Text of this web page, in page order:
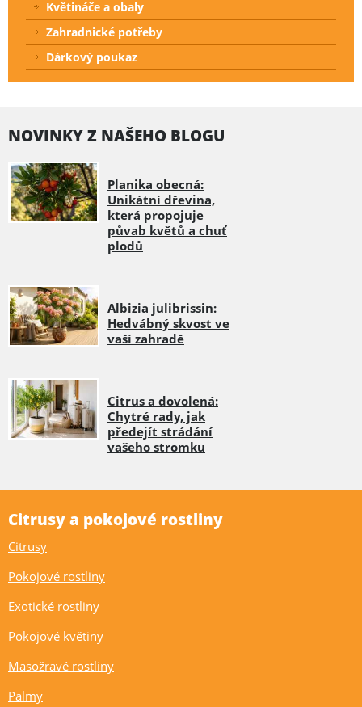
Květináče a obaly
Zahradnické potřeby
Dárkový poukaz
NOVINKY Z NAŠEHO BLOGU
Planika obecná:
Unikátní dřevina,
která propojuje
půvab květů a chuť
plodů
Albizia julibrissin:
Hedvábný skvost ve
vaší zahradě
Citrus a dovolená:
Chytré rady, jak
předejít strádání
vašeho stromku
Citrusy a pokojové rostliny
Citrusy
Pokojové rostliny
Exotické rostliny
Pokojové květiny
Masožravé rostliny
Palmy